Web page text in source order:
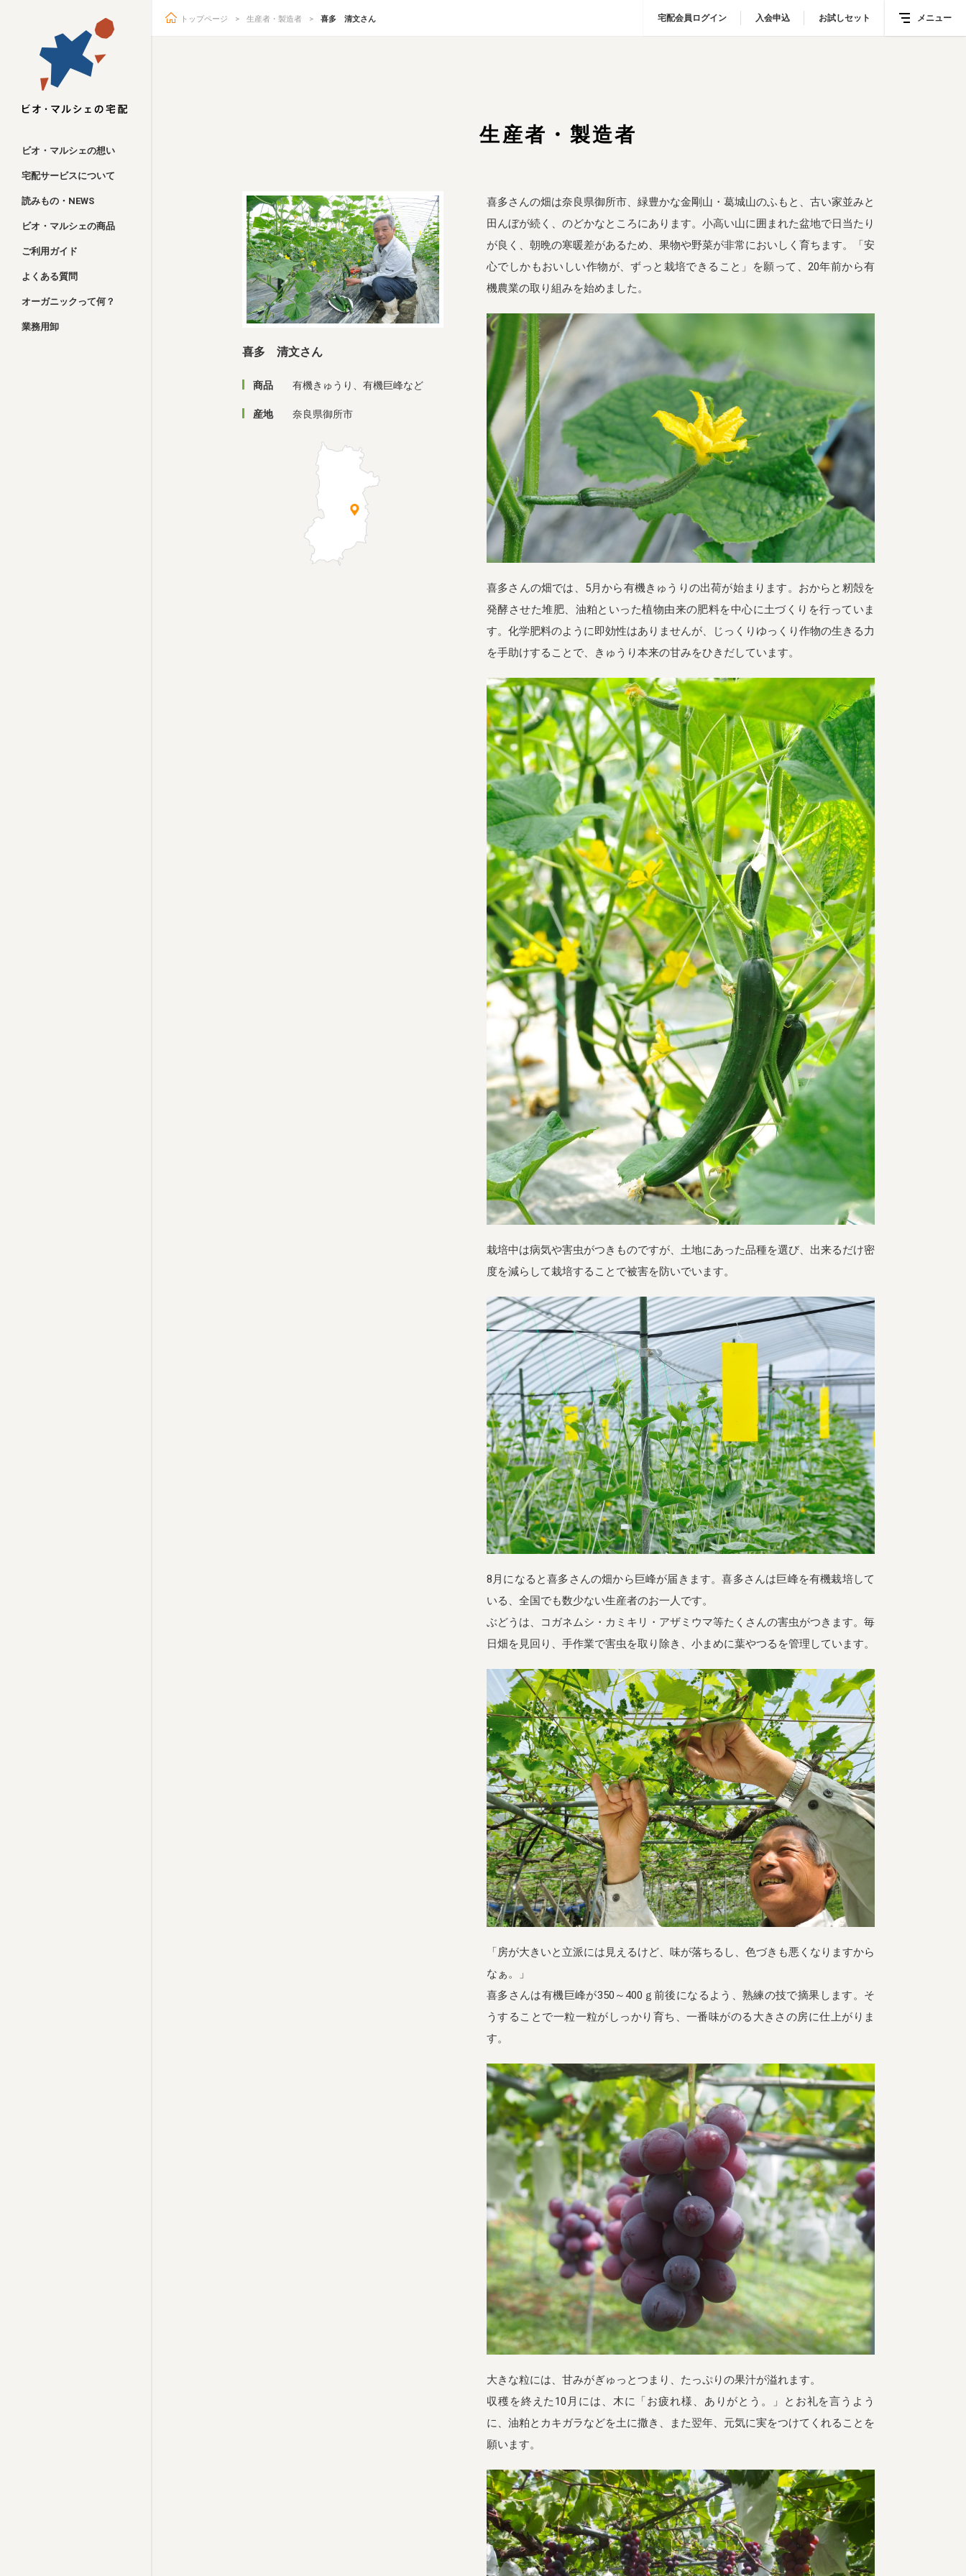
ビオ・マルシェ
ビオ・マルシェの想い
宅配サービスについて
読みもの・NEWS
ビオ・マルシェの商品
ご利用ガイド
よくある質問
オーガニックって何？
業務用卸
宅配会員ログイン 入会申込 お試しセット メニュー
宅配会員ログイン 入会申込 お試しセット メニュー
宅配サービス紹介
有機野菜の
お試しセット
入会申込
宅配サービスについて 読みもの・NEWS
ビオ・マルシェの商品
よくある質問 オーガニックって何
お届け情報 生産者・製造者
取扱店 ビオママクラブ
お問い合わせ 放射性物質への対応
会社概要 採用情報
業務用卸 SDGsへの取り組み
トップページ 生産者・製造者 喜多 清文さん
生産者・製造者
喜多 清文さん
商品 有機きゅうり、有機巨峰など
産地 奈良県御所市
喜多さんの畑は奈良県御所市、緑豊かな金剛山・葛城山のふもと、古い家並みと
田んぼが続く、のどかなところにあります。小高い山に囲まれた盆地で日当たり
が良く、朝晩の寒暖差があるため、果物や野菜が非常においしく育ちます。「安
心でしかもおいしい作物が、ずっと栽培できること」を願って、20年前から有
機農業の取り組みを始めました。
喜多さんの畑では、5月から有機きゅうりの出荷が始まります。おからと籾殻を
発酵させた堆肥、油粕といった植物由来の肥料を中心に土づくりを行っていま
す。化学肥料のように即効性はありませんが、じっくりゆっくり作物の生きる力
を手助けすることで、きゅうり本来の甘みをひきだしています。
栽培中は病気や害虫がつきものですが、土地にあった品種を選び、出来るだけ密
度を減らして栽培することで被害を防いでいます。
8月になると喜多さんの畑から巨峰が届きます。喜多さんは巨峰を有機栽培して
いる、全国でも数少ない生産者のお一人です。
ぶどうは、コガネムシ・カミキリ・アザミウマ等たくさんの害虫がつきます。毎
日畑を見回り、手作業で害虫を取り除き、小まめに葉やつるを管理しています。
「房が大きいと立派には見えるけど、味が落ちるし、色づきも悪くなりますから
なぁ。」
喜多さんは有機巨峰が350～400ｇ前後になるよう、熟練の技で摘果します。そ
うすることで一粒一粒がしっかり育ち、一番味がのる大きさの房に仕上がりま
す。
大きな粒には、甘みがぎゅっとつまり、たっぷりの果汁が溢れます。
収穫を終えた10月には、木に「お疲れ様、ありがとう。」とお礼を言うよう
に、油粕とカキガラなどを土に撒き、また翌年、元気に実をつけてくれることを
願います。